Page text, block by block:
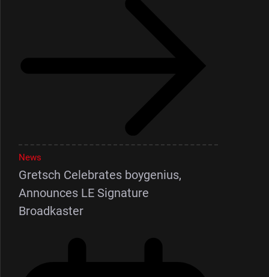
News
Gretsch Celebrates boygenius,
Announces LE Signature
Broadkaster